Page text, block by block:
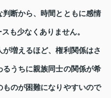
断から、時間とともに感情
も少なくありません。
増えるほど、権利関係はさ
うちに親族同士の関係が希
のが困難になりやすいので